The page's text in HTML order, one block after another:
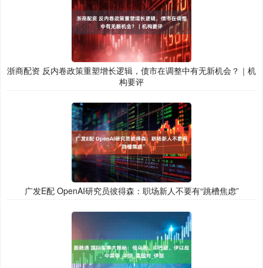
浙商配资 反内卷政策重塑增长逻辑，债市在调整中有无新机会？｜机
构要评
广发E配 OpenAI研究员彼得森：职场新人不要有“跳槽焦虑”